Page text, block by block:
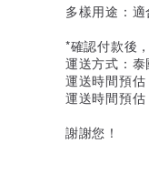
多樣用途：
*確認付款後
運送方式：
運送時間預
運送時間預
謝謝您！